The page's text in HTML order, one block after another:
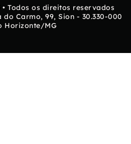
• Todos os direitos reservados
do Carmo, 99, Sion - 30.330-000
Horizonte/MG